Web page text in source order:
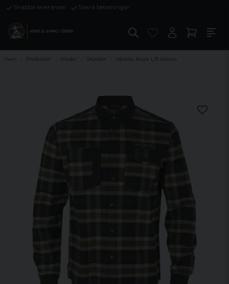
Snabba leveranser Säkra betalningar
Hem Produkter Kläder Skjortor Härkila Aivak L/S skjorta